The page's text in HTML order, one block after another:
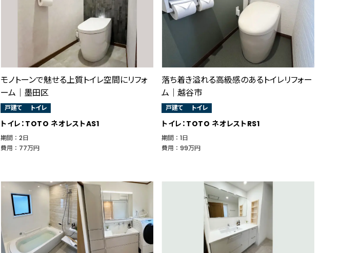
モノトーンで魅せる上質トイレ空間にリフォ
ーム｜墨田区
戸建て トイレ
トイレ：TOTO ネオレストAS1
期間 ： 2日
費用 ： 77万円
落ち着き溢れる高級感のあるトイレリフォー
ム｜越谷市
戸建て トイレ
トイレ：TOTO ネオレストRS1
期間 ： 1日
費用 ： 99万円